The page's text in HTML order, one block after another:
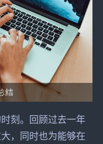
刻。回顾过去一年
，同时也为能够在